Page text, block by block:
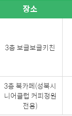
장소
3층 보글보글키친
3층 북카페(성북시
니어클럽 커피정원
전용)